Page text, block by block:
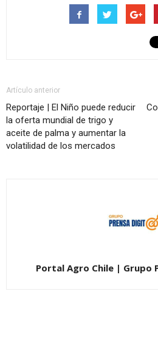
Artículo anterior
Reportaje | El Niño puede reducir
la oferta mundial de trigo y
aceite de palma y aumentar la
volatilidad de los mercados
Portal Agro Chile | Grupo